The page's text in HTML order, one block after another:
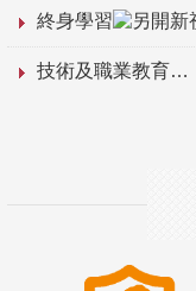
終身學習
技術及職業教育